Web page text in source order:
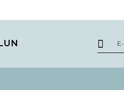
Yorum Yaz